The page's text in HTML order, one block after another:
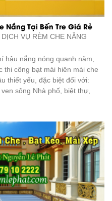
Nắng Tại Bến Tre Giá Rẻ
VỤ RÈM CHE NẮNG
hậu nắng nóng quanh năm,
thi công bạt mái hiên mái che
thiết yếu, đặc biệt đối với:
sông Nhà phố, biệt thự,